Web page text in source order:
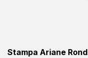
Stampa Ariane Rond